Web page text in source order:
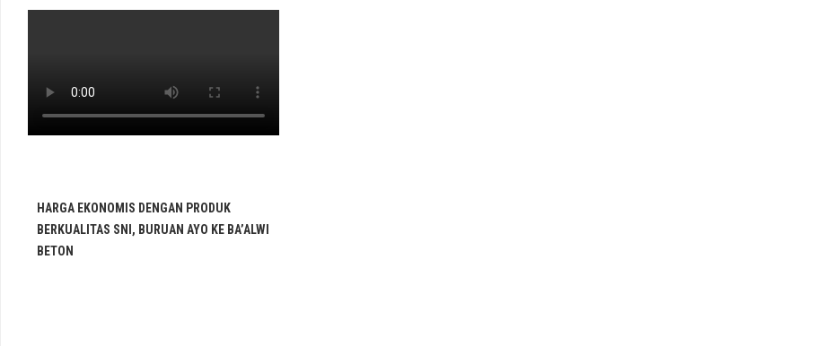
HARGA EKONOMIS DENGAN PRODUK
BERKUALITAS SNI, BURUAN AYO KE BA’ALWI
BETON